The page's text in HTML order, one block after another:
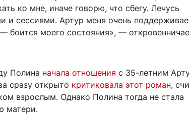
ко мне, иначе говорю, что сбегу. Лечусь
и сессиями. Артур меня очень
боится моего состояния», —
Полина начала отношения с 35-летним
сразу открыто критиковала этот роман,
взрослым. Однако Полина тогда не стала
матери.